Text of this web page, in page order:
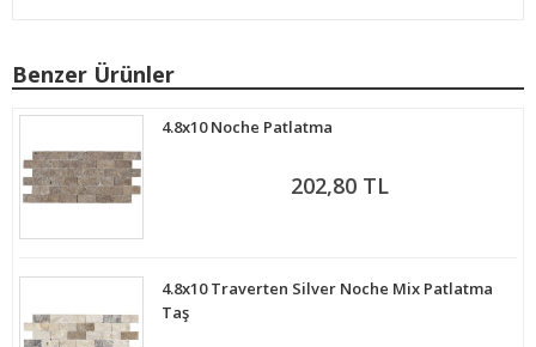
Benzer Ürünler
4.8x10 Noche Patlatma
202,80 TL
4.8x10 Traverten Silver Noche Mix Patlatma
Taş